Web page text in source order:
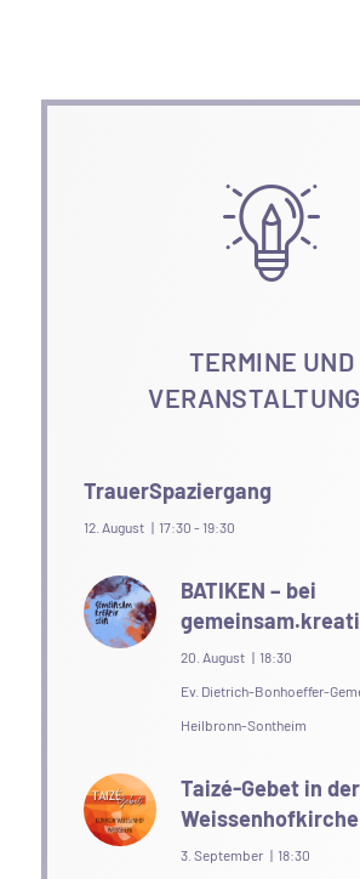
TERMINE UND
TrauerSpaziergang
12. August | 17:30 - 19:30
BATIKEN – bei
20. August | 18:30
Ev. Dietrich-Bonhoeffer-
Heilbronn-Sontheim
Taizé-Gebet in der
Weissenhofkirche
3. September | 18:30